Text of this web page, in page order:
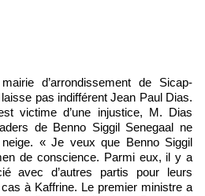
pas indifférent Jean Paul Dias.
victime d’une injustice, M. Dias
de Benno Siggil Senegaal ne
« Je veux que Benno Siggil
de conscience. Parmi eux, il y a
avec d’autres partis pour leurs
à Kaffrine. Le premier ministre a